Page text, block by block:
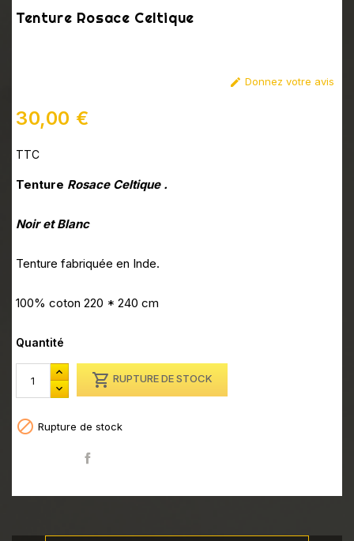
Tenture Rosace Celtique
 Donnez votre avis
30,00 €
TTC
Tenture Rosace Celtique .
Noir et Blanc
Tenture fabriquée en Inde.
100% coton 220 * 240 cm
Quantité
 RUPTURE DE STOCK
 Rupture de stock